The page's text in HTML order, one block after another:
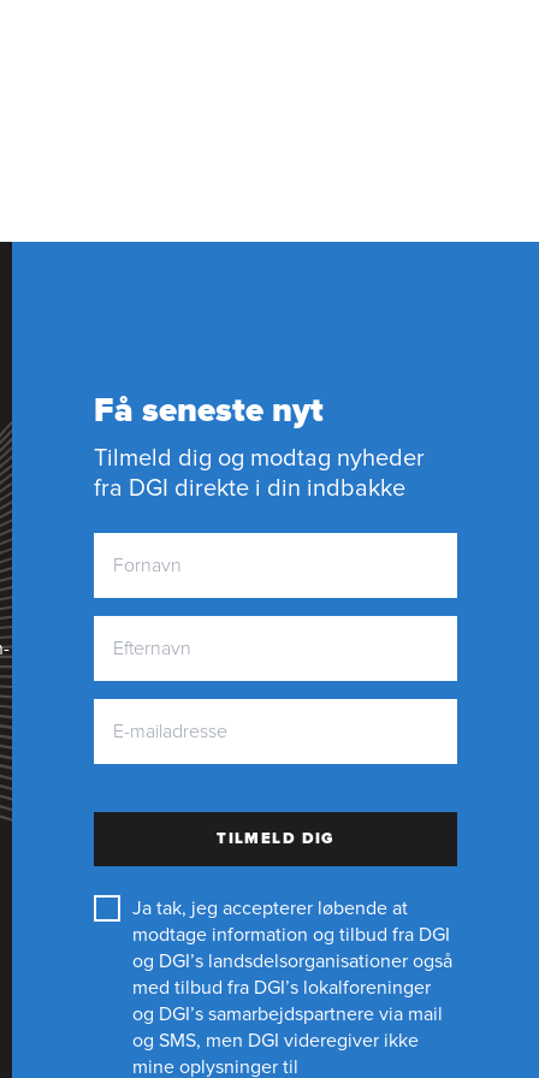
Få seneste nyt
Tilmeld dig og modtag nyheder
fra DGI direkte i din indbakke
TILMELD DIG
Ja tak, jeg accepterer løbende at
modtage information og tilbud fra DGI
og DGI’s landsdelsorganisationer også
med tilbud fra DGI’s lokalforeninger
og DGI’s samarbejdspartnere via mail
og SMS, men DGI videregiver ikke
mine oplysninger til